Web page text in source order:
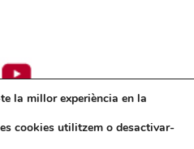
la millor experiència en la
cookies utilitzem o desactivar-